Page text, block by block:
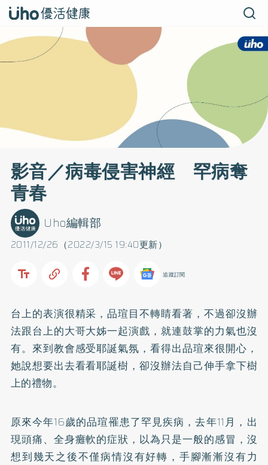
影音／病毒侵害神經 罕病奪
青春
2011/12/26（2022/3/15 19:40更新）
Uho編輯部
追蹤訂閱
台上的表演很精采，品瑄目不轉睛看著，不過卻沒辦
法跟台上的大哥大姊一起演戲，就連鼓掌的力氣也沒
有。來到教會感受耶誕氣氛，看得出品瑄來很開心，
她說想要出去看看耶誕樹，卻沒辦法自己伸手拿下樹
上的禮物。
原來今年16歲的品瑄罹患了罕見疾病，去年11月，出
現頭痛、全身癱軟的症狀，以為只是一般的感冒，沒
想到幾天之後不僅病情沒有好轉，手腳漸漸沒有力